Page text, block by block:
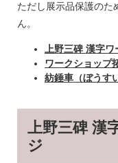
ただし展示品保護のた
ん。
上野三碑 漢字
ワークショップ
紡錘車（ぼうす
上野三碑 漢
ジ